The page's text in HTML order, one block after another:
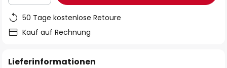
50 Tage kostenlose Retoure
Kauf auf Rechnung
Lieferinformationen